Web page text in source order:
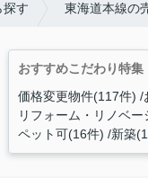
探す 東海道本線の
おすすめこだわり特集
価格変更物件(117件)
リフォーム・リノベ
ペット可(16件) 新築